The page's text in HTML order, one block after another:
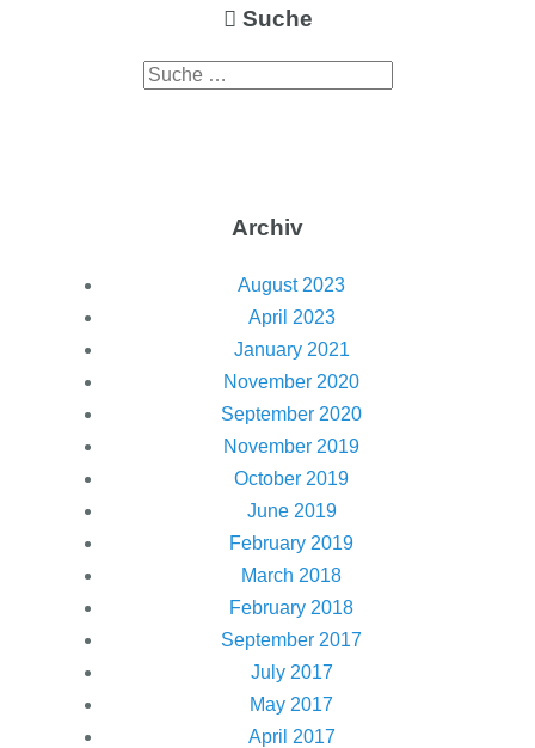
Suche
Archiv
August 2023
April 2023
January 2021
November 2020
September 2020
November 2019
October 2019
June 2019
February 2019
March 2018
February 2018
September 2017
July 2017
May 2017
April 2017